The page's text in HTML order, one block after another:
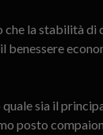
la stabilità di
benessere
quale sia il
posto